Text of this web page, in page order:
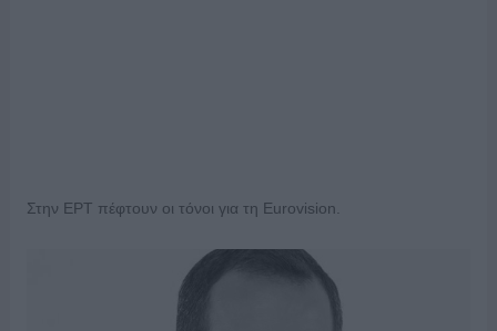
Στην ΕΡΤ πέφτουν οι τόνοι για τη Eurovision.